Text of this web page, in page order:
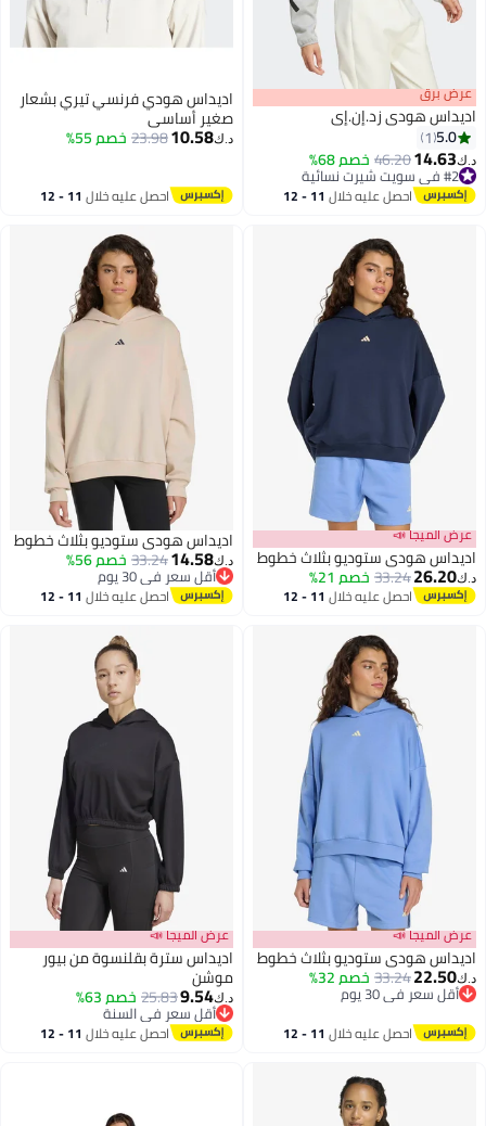
عرض برق
اديداس هودي زد.إن.إي
5.0
1
د.ك‏14.63
46.20خصم 68%
#2 في سويت شيرت نسائية
#2 في سويت شيرت نسائية احصل عليه خلال 11 - 12
اديداس هودي فرنسي تيري بشعار
صغير أساسي
د.ك‏10.58
23.98خصم 55%
احصل عليه خلال 11 - 12
عرض الميجا 📣
اديداس هودي ستوديو بثلاث خطوط
د.ك‏26.20
33.24خصم 21%
احصل عليه خلال 11 - 12
اديداس هودي ستوديو بثلاث خطوط
د.ك‏14.58
33.24خصم 56%
أقل سعر في 30 يوم
أقل سعر في 30 يوماحصل عليه خلال 11 - 12
عرض الميجا 📣
اديداس هودي ستوديو بثلاث خطوط
د.ك‏22.50
33.24خصم 32%
أقل سعر في 30 يوم
أقل سعر في 30 يوم
احصل عليه خلال 11 - 12
2
عرض الميجا 📣
اديداس سترة بقلنسوة من بيور
موشن
د.ك‏9.54
25.83خصم 63%
أقل سعر في السنة
أقل سعر في السنة
احصل عليه خلال 11 - 12